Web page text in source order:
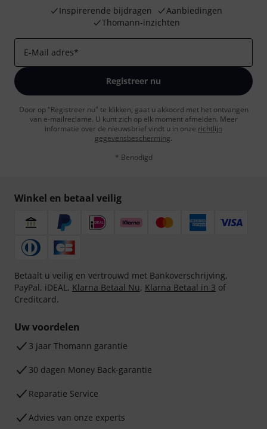
Inspirerende bijdragen
Aanbiedingen
Thomann-inzichten
E-Mail adres*
Registreer nu
Door op "Registreer nu" te klikken, gaat u akkoord met het ontvangen
van e-mailreclame. U kunt zich op elk moment afmelden. Meer
informatie over de nieuwsbrief vindt u in onze richtlijn
gegevensbescherming.
* Benodigd
Winkel en betaal veilig
Betaalt u veilig en vertrouwd met Bankoverschrijving,
PayPal, iDEAL, Klarna Betaal Nu, Klarna Betaal in 3 of
Creditcard.
Uw voordelen
3 jaar Thomann garantie
30 dagen Money Back-garantie
Reparatie Service
Advies van onze experts